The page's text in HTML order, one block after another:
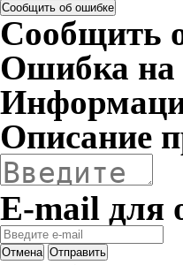
Сообщить об ошибке
Сообщить
Ошибка на
Описание
E-mail для
Отмена Отправить